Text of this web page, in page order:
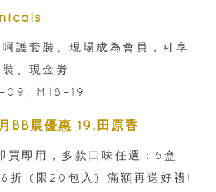
護套裝、現場成為會員，可享
、現金劵
M18–19
BB展優惠 19.田原香
買即用，多款口味任選：6盒
折 (限20包入) 滿額再送好禮!